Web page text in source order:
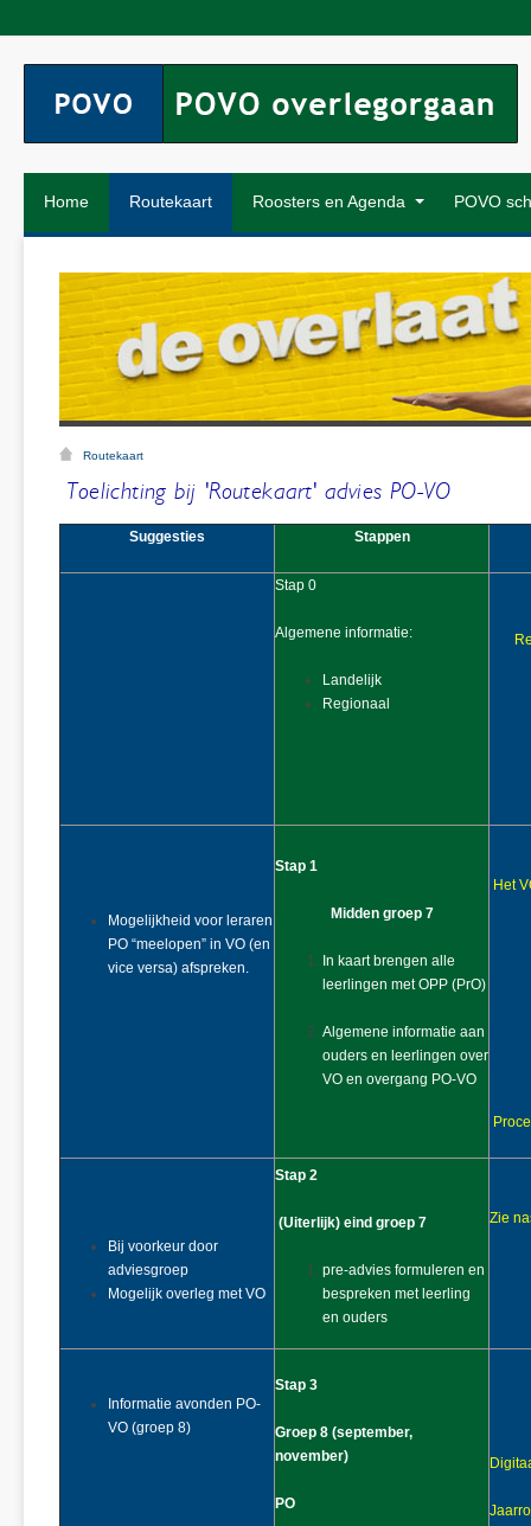
Home Routekaart Roosters en Agenda POVO
Routekaart
Toelichting bij 'Routekaart' advies PO-VO
Suggesties Stappen
Stap 0
Algemene informatie:
Landelijk
Regionaal
Mogelijkheid voor leraren
PO “meelopen” in VO (en
vice versa) afspreken.
Stap 1
Midden groep 7
In kaart brengen alle
leerlingen met OPP (PrO)
Algemene informatie aan
ouders en leerlingen over
VO en overgang PO-VO
Het
Bij voorkeur door
adviesgroep
Mogelijk overleg met VO
Stap 2
(Uiterlijk) eind groep 7
pre-advies formuleren en
bespreken met leerling
en ouders
Zie
Informatie avonden PO-
VO (groep 8)
Stap 3
Groep 8 (september,
november)
PO